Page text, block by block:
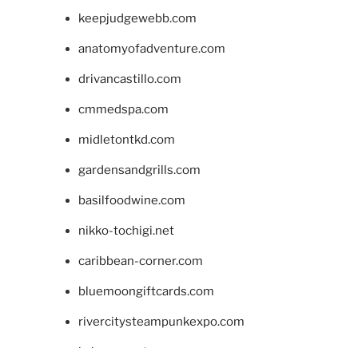
keepjudgewebb.com
anatomyofadventure.com
drivancastillo.com
cmmedspa.com
midletontkd.com
gardensandgrills.com
basilfoodwine.com
nikko-tochigi.net
caribbean-corner.com
bluemoongiftcards.com
rivercitysteampunkexpo.com